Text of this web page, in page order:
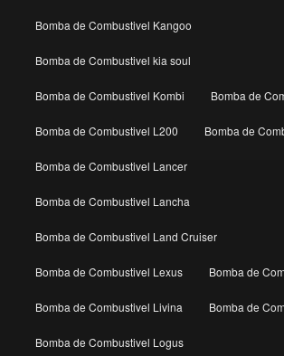
Bomba de Combustivel Kangoo
Bomba de Combustivel kia soul
Bomba de Combustivel Kombi Bomba de
Bomba de Combustivel L200 Bomba de
Bomba de Combustivel Lancer
Bomba de Combustivel Lancha
Bomba de Combustivel Land Cruiser
Bomba de Combustivel Lexus Bomba de
Bomba de Combustivel Livina Bomba de
Bomba de Combustivel Logus